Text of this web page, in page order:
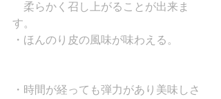
柔らかく召し上がることが出来ま
す。
・ほんのり皮の風味が味わえる。
・時間が経っても弾力があり美味しさ